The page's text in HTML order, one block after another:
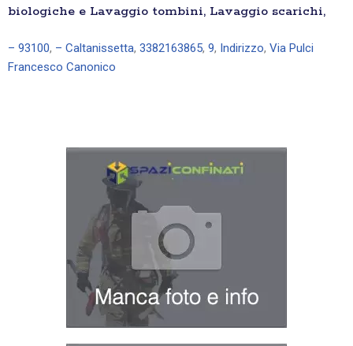
biologiche e Lavaggio tombini, Lavaggio scarichi,
– 93100, – Caltanissetta, 3382163865, 9, Indirizzo, Via Pulci
Francesco Canonico